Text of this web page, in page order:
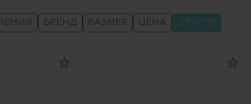
БРЕНД РАЗМЕР ЦЕНА ДРУГОЕ